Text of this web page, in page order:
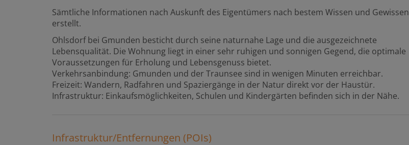
Sämtliche Informationen nach Auskunft des Eigentümers nach bestem Wissen und Gewissen
erstellt.
Ohlsdorf bei Gmunden besticht durch seine naturnahe Lage und die ausgezeichnete
Lebensqualität. Die Wohnung liegt in einer sehr ruhigen und sonnigen Gegend, die optimale
Voraussetzungen für Erholung und Lebensgenuss bietet.
Verkehrsanbindung: Gmunden und der Traunsee sind in wenigen Minuten erreichbar.
Freizeit: Wandern, Radfahren und Spaziergänge in der Natur direkt vor der Haustür.
Infrastruktur: Einkaufsmöglichkeiten, Schulen und Kindergärten befinden sich in der Nähe.
Infrastruktur/Entfernungen (POIs)